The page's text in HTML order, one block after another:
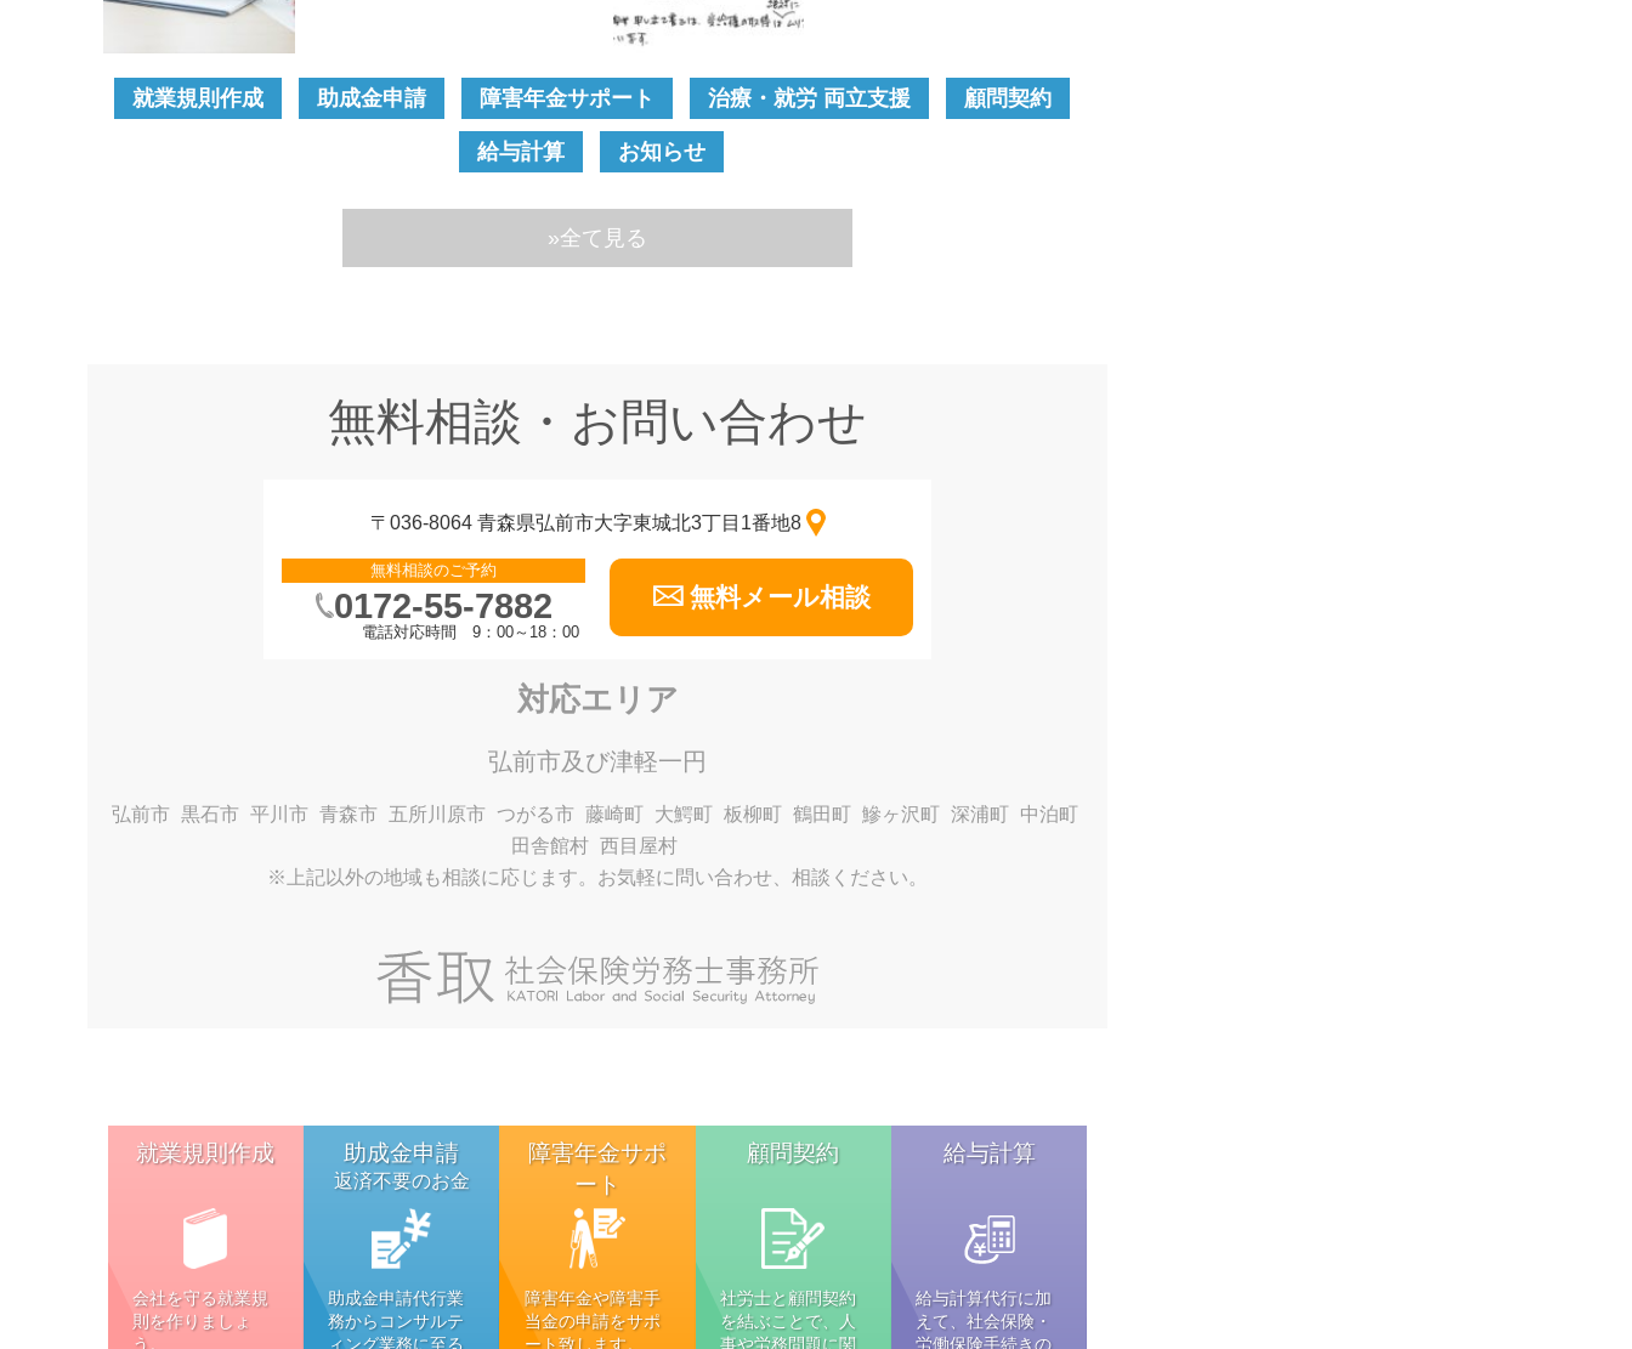
就業規則作成 助成金申請 障害年金サポート 治療・就労 両立支援 顧問契約
給与計算 お知らせ
»全て見る
無料相談・お問い合わせ
〒036-8064 青森県弘前市大字東城北3丁目1番地8
無料相談のご予約
0172-55-7882
電話対応時間 9：00～18：00
無料メール相談
対応エリア
弘前市及び津軽一円
弘前市 黒石市 平川市 青森市 五所川原市 つがる市 藤崎町 大鰐町 板柳町 鶴田町 鰺ヶ沢町 深浦町
中泊町
田舎館村 西目屋村
※上記以外の地域も相談に応じます。お気軽に問い合わせ、相談ください。
就業規則作成
会社を守る就業規
則を作りましょ
う。
助成金申請
返済不要のお金
助成金申請代行業
務からコンサルテ
ィング業務に至る
障害年金サポ
ート
障害年金や障害手
当金の申請をサポ
ート致します。
顧問契約
社労士と顧問契約
を結ぶことで、人
事や労務問題に関
給与計算
給与計算代行に加
えて、社会保険・
労働保険手続きの